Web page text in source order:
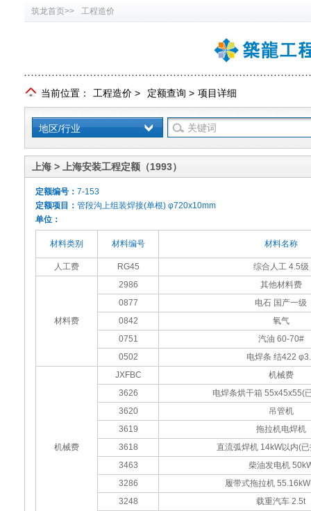
筑龙首页>> 工程造价
当前位置： 工程造价 > 定额查询 > 项目详细
地区/行业
上海 > 上海安装工程定额（1993）
定额编号： 7-153
定额项目： 管段沟上组装焊接(单根) φ720x10mm
单位：
材料类别 材料编号 材料名称
人工费 RG45 综合人工 4.5级
材料费
2986
其他材料费
0877
电石 国产一级
0842
氧气
0751
汽油 60-70#
0502
电焊条 结422
机械费
JXFBC
机械费
3626
电焊条烘干箱 55x45x55(
3620
吊管机
3619
拖拉机电焊机
3618
直流弧焊机 14kW以内(
3463
柴油发电机
3286
履带式拖拉机
3248
载重汽车 2.5t